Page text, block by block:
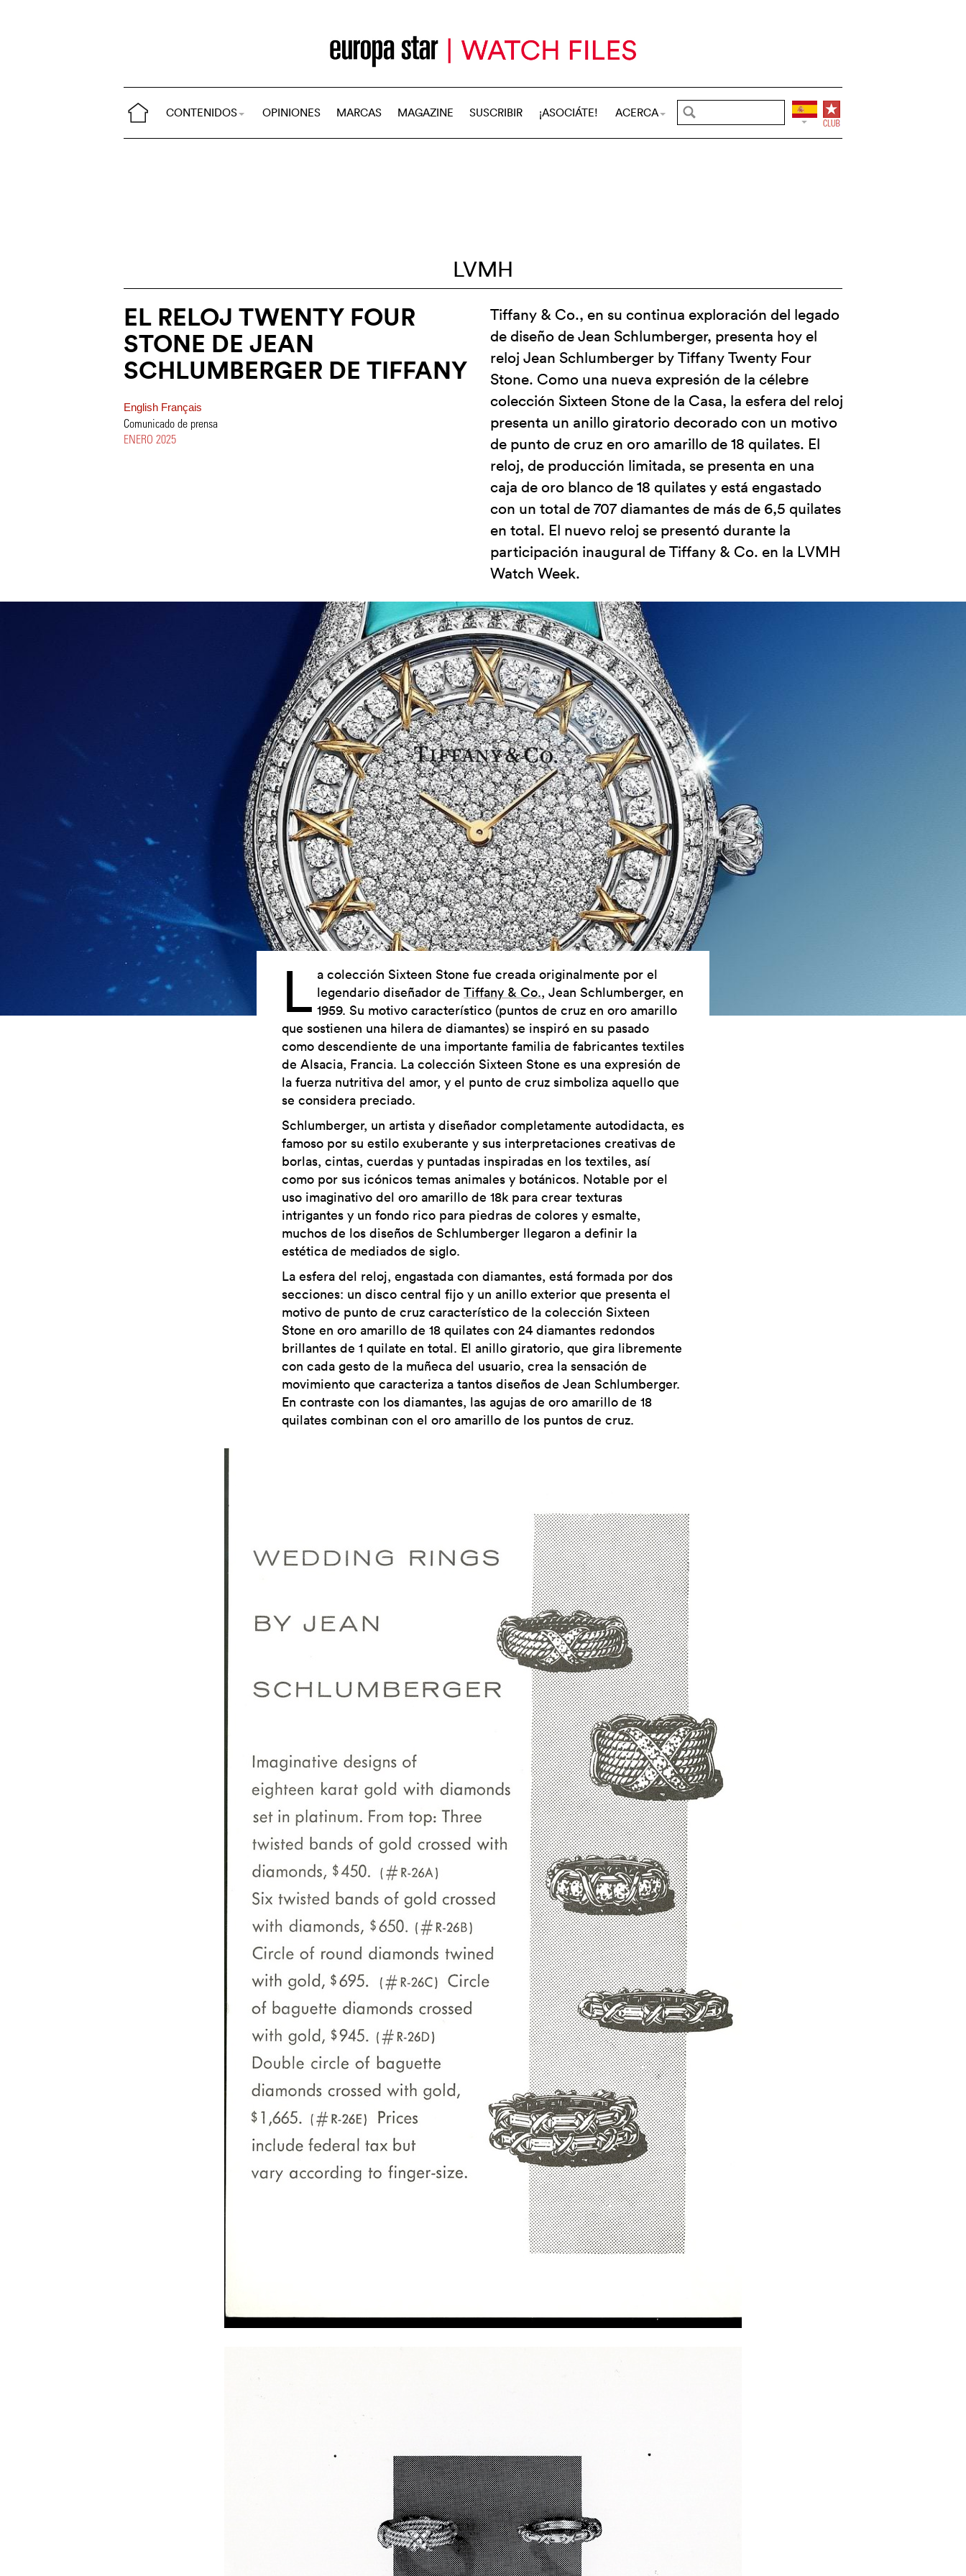
CONTENIDOS OPINIONES MARCAS MAGAZINE SUSCRIBIR ¡ASOCIÁTE! ACERCA
LVMH
EL RELOJ TWENTY FOUR
STONE DE JEAN
SCHLUMBERGER DE TIFFANY
English Français
Comunicado de prensa
ENERO 2025
Tiffany & Co., en su continua exploración del legado
de diseño de Jean Schlumberger, presenta hoy el
reloj Jean Schlumberger by Tiffany Twenty Four
Stone. Como una nueva expresión de la célebre
colección Sixteen Stone de la Casa, la esfera del reloj
presenta un anillo giratorio decorado con un motivo
de punto de cruz en oro amarillo de 18 quilates. El
reloj, de producción limitada, se presenta en una
caja de oro blanco de 18 quilates y está engastado
con un total de 707 diamantes de más de 6,5 quilates
en total. El nuevo reloj se presentó durante la
participación inaugural de Tiffany & Co. en la LVMH
Watch Week.
L a colección Sixteen Stone fue creada originalmente por el
legendario diseñador de Tiffany & Co., Jean Schlumberger, en
1959. Su motivo característico (puntos de cruz en oro amarillo
que sostienen una hilera de diamantes) se inspiró en su pasado
como descendiente de una importante familia de fabricantes textiles
de Alsacia, Francia. La colección Sixteen Stone es una expresión de
la fuerza nutritiva del amor, y el punto de cruz simboliza aquello que
se considera preciado.
Schlumberger, un artista y diseñador completamente autodidacta, es
famoso por su estilo exuberante y sus interpretaciones creativas de
borlas, cintas, cuerdas y puntadas inspiradas en los textiles, así
como por sus icónicos temas animales y botánicos. Notable por el
uso imaginativo del oro amarillo de 18k para crear texturas
intrigantes y un fondo rico para piedras de colores y esmalte,
muchos de los diseños de Schlumberger llegaron a definir la
estética de mediados de siglo.
La esfera del reloj, engastada con diamantes, está formada por dos
secciones: un disco central fijo y un anillo exterior que presenta el
motivo de punto de cruz característico de la colección Sixteen
Stone en oro amarillo de 18 quilates con 24 diamantes redondos
brillantes de 1 quilate en total. El anillo giratorio, que gira libremente
con cada gesto de la muñeca del usuario, crea la sensación de
movimiento que caracteriza a tantos diseños de Jean Schlumberger.
En contraste con los diamantes, las agujas de oro amarillo de 18
quilates combinan con el oro amarillo de los puntos de cruz.